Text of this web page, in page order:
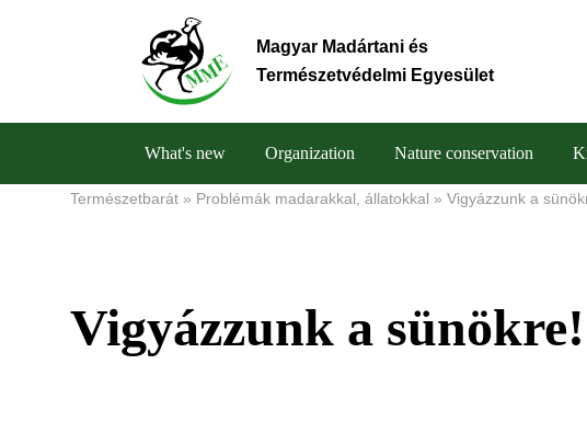
Magyar Madártani és
Természetvédelmi Egyesület
Main
What's new Organization Nature conservation
Természetbarát Problémák madarakkal, állatokkal Vigyázzunk a
Vigyázzunk a sünökre!